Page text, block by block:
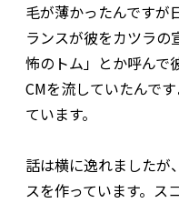
毛が薄かったんです
ランスが彼をカツラの
怖のトム」とか呼んで
CMを流していたんで
ています。
話は横に逸れましたが
スを作っています。